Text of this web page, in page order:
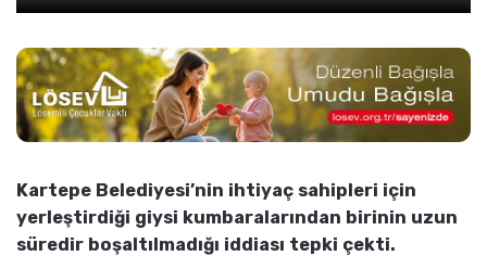
Kartepe Belediyesi’nin ihtiyaç sahipleri için
yerleştirdiği giysi kumbaralarından birinin uzun
süredir boşaltılmadığı iddiası tepki çekti.